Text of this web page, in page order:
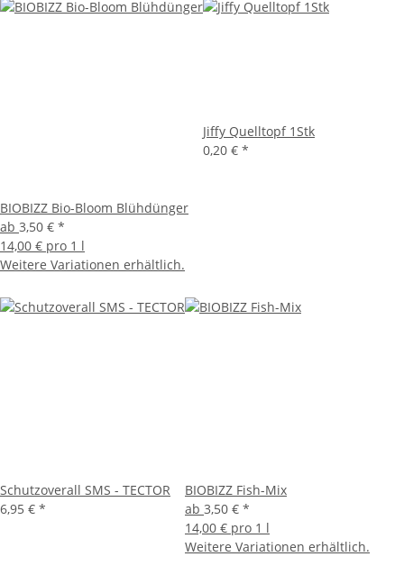
BIOBIZZ Bio-Bloom Blühdünger
ab 3,50 € *
14,00 € pro 1 l
Weitere Variationen erhältlich.
Jiffy Quelltopf 1Stk
0,20 € *
Schutzoverall SMS - TECTOR
6,95 € *
BIOBIZZ Fish-Mix
ab 3,50 € *
14,00 € pro 1 l
Weitere Variationen erhältlich.